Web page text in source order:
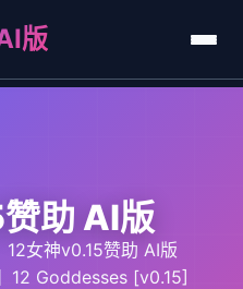
版
助 AI版
12女神v0.15赞助 AI版
12 Goddesses [v0.15]